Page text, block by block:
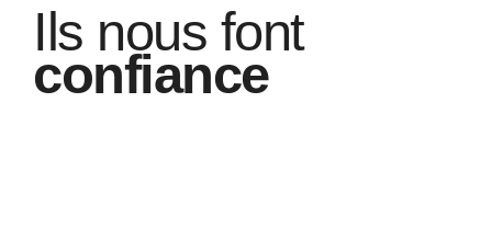
Ils nous font
confiance